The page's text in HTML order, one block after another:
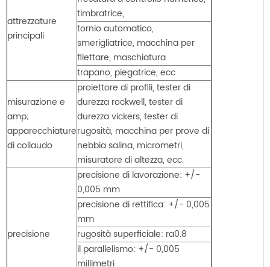
attrezzature
principali
timbratrice,
tornio automatico,
smerigliatrice, macchina per
filettare, maschiatura
trapano, piegatrice, ecc
misurazione e
amp;
apparecchiature
di collaudo
proiettore di profili, tester di
durezza rockwell, tester di
durezza vickers, tester di
rugosità, macchina per prove di
nebbia salina, micrometri,
misuratore di altezza, ecc.
precisione
precisione di lavorazione: +/-
0,005 mm
precisione di rettifica: +/- 0,005
mm
rugosità superficiale: ra0.8
il parallelismo: +/- 0,005
millimetri